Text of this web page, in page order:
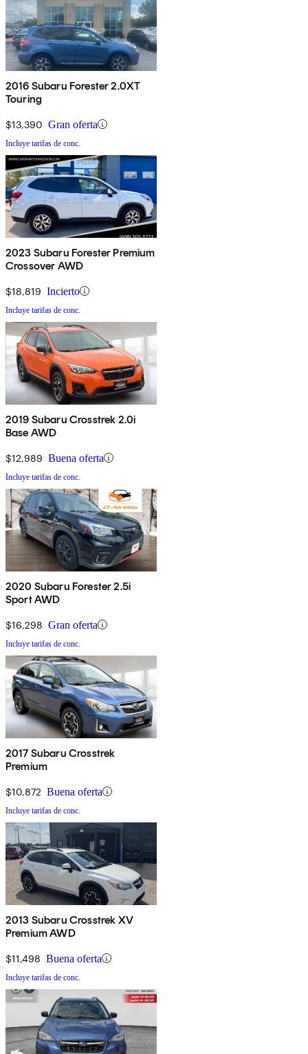
2016 Subaru Forester 2.0XT
Touring
$13,390 Gran oferta
Incluye tarifas de conc.
2023 Subaru Forester Premium
Crossover AWD
$18,819 Incierto
Incluye tarifas de conc.
2019 Subaru Crosstrek 2.0i
Base AWD
$12,989 Buena oferta
Incluye tarifas de conc.
2020 Subaru Forester 2.5i
Sport AWD
$16,298 Gran oferta
Incluye tarifas de conc.
2017 Subaru Crosstrek
Premium
$10,872 Buena oferta
Incluye tarifas de conc.
2013 Subaru Crosstrek XV
Premium AWD
$11,498 Buena oferta
Incluye tarifas de conc.